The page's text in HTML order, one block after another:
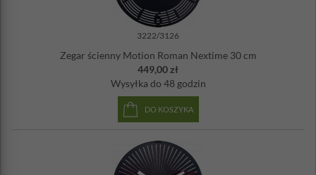
3222/3126
Zegar ścienny Motion Roman Nextime 30 cm
449,00 zł
Wysyłka do 48 godzin
DO KOSZYKA